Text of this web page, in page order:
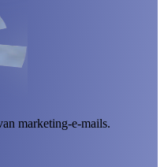
marketing-e-mails.